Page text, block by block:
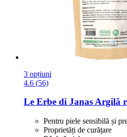
3 opțiuni
4.6 (56)
Le Erbe di JanasArgilă
Pentru piele sensibilă și
Proprietăți de curățare